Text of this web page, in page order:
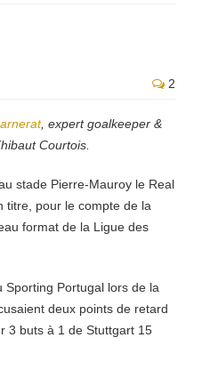
2
, expert goalkeeper &
Courtois.
stade Pierre-Mauroy le Real
titre, pour le compte de la
format de la Ligue des
Sporting Portugal lors de la
deux points de retard
3 buts à 1 de Stuttgart 15